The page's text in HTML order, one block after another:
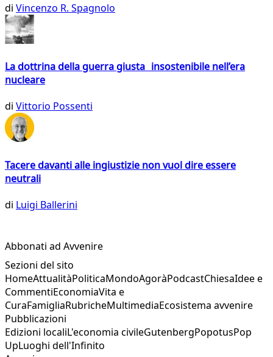
di Vincenzo R. Spagnolo
La dottrina della guerra giusta insostenibile nell’era
nucleare
di Vittorio Possenti
Tacere davanti alle ingiustizie non vuol dire essere
neutrali
di Luigi Ballerini
Abbonati ad Avvenire
Sezioni del sito
HomeAttualitàPoliticaMondoAgoràPodcastChiesaIdee e
CommentiEconomiaVita e
CuraFamigliaRubricheMultimediaEcosistema avvenire
Pubblicazioni
Edizioni localiL'economia civileGutenbergPopotusPop
UpLuoghi dell'Infinito